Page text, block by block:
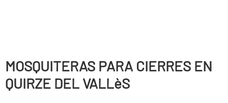
MOSQUITERAS PARA CIERRES EN
QUIRZE DEL VALLèS